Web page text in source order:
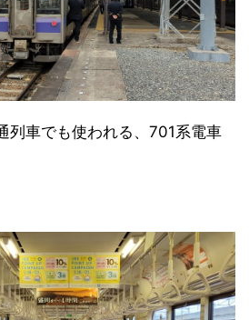
列車でも使われる、701系電車